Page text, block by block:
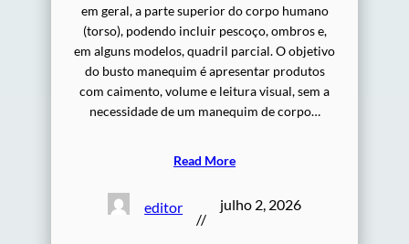
em geral, a parte superior do corpo humano
(torso), podendo incluir pescoço, ombros e,
em alguns modelos, quadril parcial. O objetivo
do busto manequim é apresentar produtos
com caimento, volume e leitura visual, sem a
necessidade de um manequim de corpo…
Read More
editor
//
julho 2, 2026